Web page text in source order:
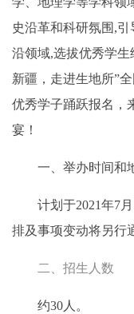
史沿革和科研氛围,
沿领域,选拔优秀学生
新疆，走进生地所”
优秀学子踊跃报名，
宴！
一、举办时间和
计划于2021年7月
排及事项变动将另行
二、招生人数
约30人。